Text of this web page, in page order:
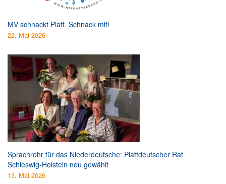
MV schnackt Platt. Schnack mit!
22. Mai 2026
Sprachrohr für das Niederdeutsche: Plattdeutscher Rat
Schleswig-Holstein neu gewählt
13. Mai 2026